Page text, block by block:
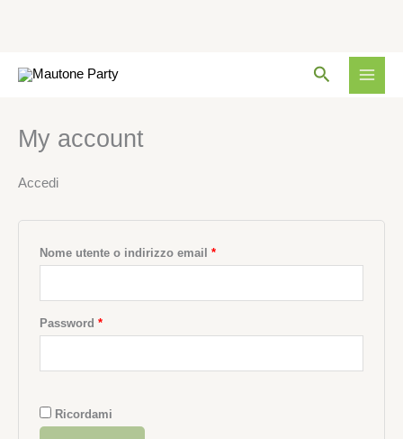
Cerca
My account
Accedi
Nome utente o indirizzo email *
Password *
Ricordami